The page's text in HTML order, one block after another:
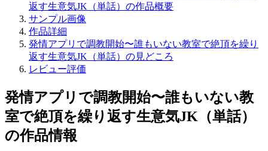
返す生意気JK（単話）の作品概要
サンプル画像
作品詳細
発情アプリで調教開始〜誰もいない教室で絶頂を繰り
返す生意気JK（単話）の見どころ
レビュー評価
発情アプリで調教開始〜誰もいない教
室で絶頂を繰り返す生意気JK（単話）
の作品情報